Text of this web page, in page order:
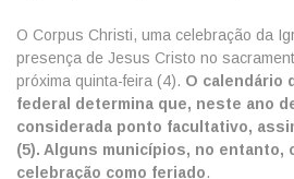
O Corpus Christi, uma celebração da
presença de Jesus Cristo no
próxima quinta-feira (4). O calendário
federal determina que, neste ano
considerada ponto facultativo,
(5). Alguns municípios, no entanto,
celebração como feriado.